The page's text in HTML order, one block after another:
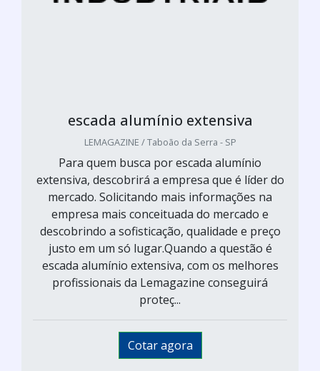
escada alumínio extensiva
LEMAGAZINE / Taboão da Serra - SP
Para quem busca por escada alumínio
extensiva, descobrirá a empresa que é líder do
mercado. Solicitando mais informações na
empresa mais conceituada do mercado e
descobrindo a sofisticação, qualidade e preço
justo em um só lugar.Quando a questão é
escada alumínio extensiva, com os melhores
profissionais da Lemagazine conseguirá
proteç...
Cotar agora